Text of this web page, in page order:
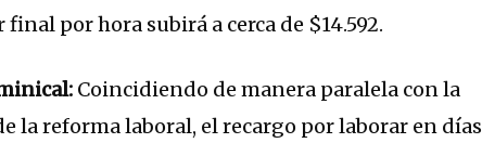
por hora subirá a cerca de $14.592.
Coincidiendo de manera paralela con la
la reforma laboral, el recargo por laborar en días